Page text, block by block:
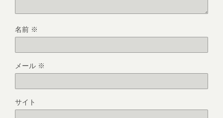
名前 ※
メール ※
サイト